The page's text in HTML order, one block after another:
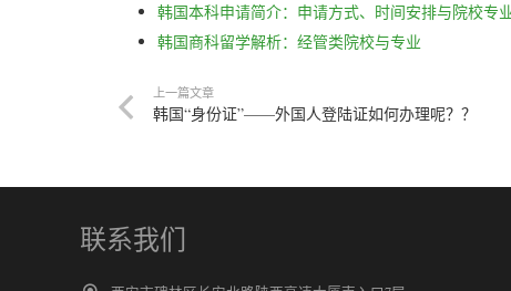
韩国本科申请简介：申请方式、时间安排与院校专
韩国商科留学解析：经管类院校与专业
上一篇文章
韩国“身份证”——外国人登陆证如何办理呢？？
联系我们